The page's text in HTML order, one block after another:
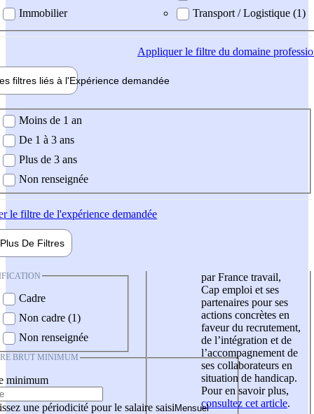
Immobilier
Transport / Logistique (1)
Appliquerle filtre du domaine
filtres liés à l'Expérience demandée
demandée
Moins de 1 an
De 1 à 3 ans
Plus de 3 ans
Non renseignée
le filtre de l'expérience demandée
Plus De Filtres
Cadre
Non cadre (1)
Non renseignée
BRUT MINIMUM
minimum
une périodicité pour le salaire saisi
par France travail,
Cap emploi et ses
partenaires pour ses
actions concrètes en
faveur du recrutement,
de l’intégration et de
l’accompagnement de
ses collaborateurs en
situation de handicap.
Pour en savoir plus,
consultez cet article.